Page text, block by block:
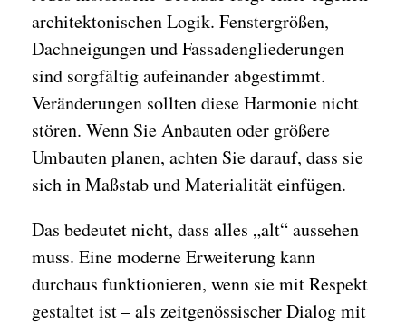
architektonischen Logik. Fenstergrößen,
Dachneigungen und Fassadengliederungen
sind sorgfältig aufeinander abgestimmt.
Veränderungen sollten diese Harmonie nicht
stören. Wenn Sie Anbauten oder größere
Umbauten planen, achten Sie darauf, dass sie
sich in Maßstab und Materialität einfügen.
Das bedeutet nicht, dass alles „alt“ aussehen
muss. Eine moderne Erweiterung kann
durchaus funktionieren, wenn sie mit Respekt
gestaltet ist – als zeitgenössischer Dialog mit